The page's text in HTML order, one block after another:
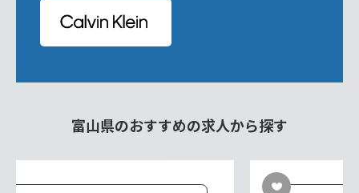
富山県のおすすめの求人から探す